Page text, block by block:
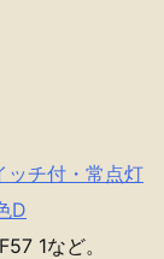
チ付・常点灯
D
1など。